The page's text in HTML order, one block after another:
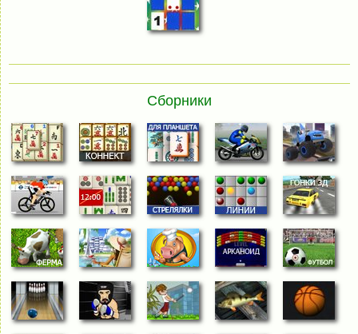
Сборники